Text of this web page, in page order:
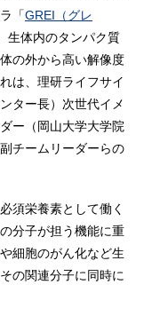
「GREI（グレ
生体内のタンパク質
の外から高い解像度
は、理研ライフサイ
ター長）次世代イメ
ー（岡山大学大学院
チームリーダーらの
須栄養素として働く
分子が担う機能に重
細胞のがん化など生
の関連分子に同時に